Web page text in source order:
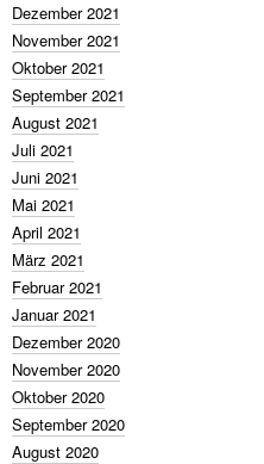
Dezember 2021
November 2021
Oktober 2021
September 2021
August 2021
Juli 2021
Juni 2021
Mai 2021
April 2021
März 2021
Februar 2021
Januar 2021
Dezember 2020
November 2020
Oktober 2020
September 2020
August 2020